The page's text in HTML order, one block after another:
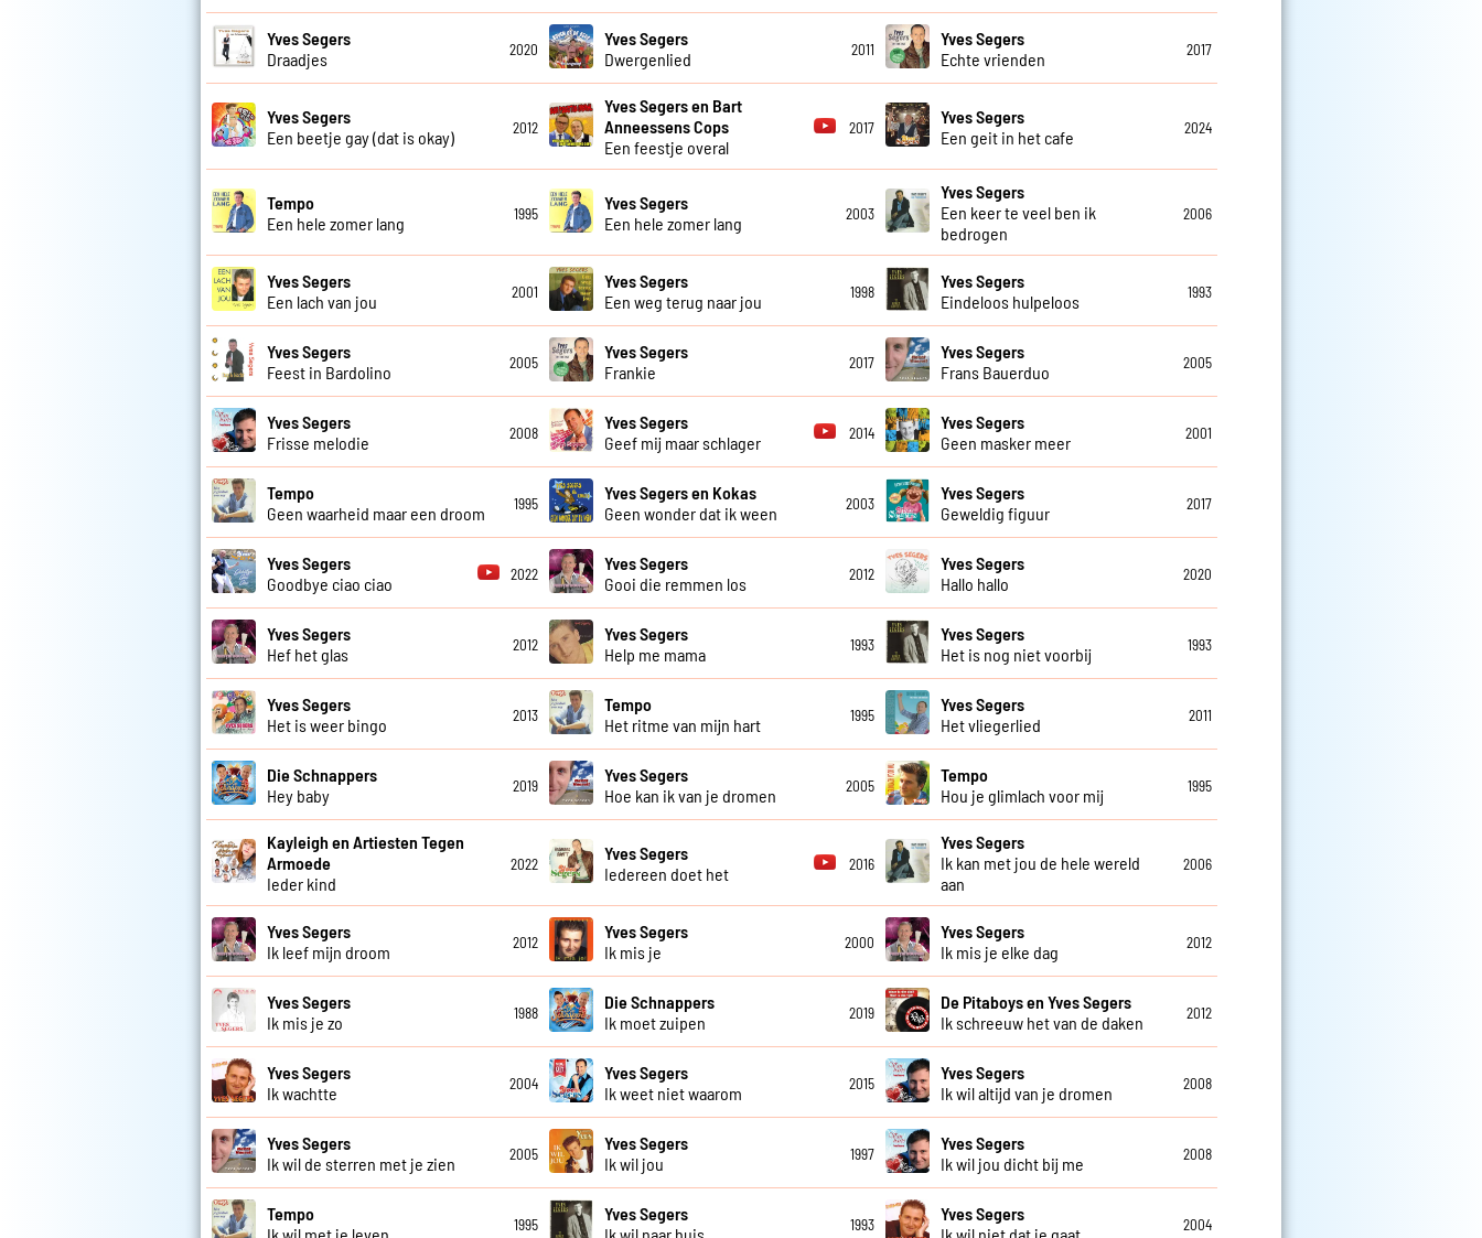
Yves Segers
Draadjes
2020
Yves Segers
Dwergenlied
2011
Yves Segers
Echte vrienden
2017
Yves Segers
Een beetje gay (dat is okay)
2012
Yves Segers en Bart
Anneessens Cops
Een feestje overal
2017
Yves Segers
Een geit in het cafe
2024
Tempo
Een hele zomer lang
1995
Yves Segers
Een hele zomer lang
2003
Yves Segers
Een keer te veel ben ik
bedrogen
2006
Yves Segers
Een lach van jou
2001
Yves Segers
Een weg terug naar jou
1998
Yves Segers
Eindeloos hulpeloos
1993
Yves Segers
Feest in Bardolino
2005
Yves Segers
Frankie
2017
Yves Segers
Frans Bauerduo
2005
Yves Segers
Frisse melodie
2008
Yves Segers
Geef mij maar schlager
2014
Yves Segers
Geen masker meer
2001
Tempo
Geen waarheid maar een droom
1995
Yves Segers en Kokas
Geen wonder dat ik ween
2003
Yves Segers
Geweldig figuur
2017
Yves Segers
Goodbye ciao ciao
2022
Yves Segers
Gooi die remmen los
2012
Yves Segers
Hallo hallo
2020
Yves Segers
Hef het glas
2012
Yves Segers
Help me mama
1993
Yves Segers
Het is nog niet voorbij
1993
Yves Segers
Het is weer bingo
2013
Tempo
Het ritme van mijn hart
1995
Yves Segers
Het vliegerlied
2011
Die Schnappers
Hey baby
2019
Yves Segers
Hoe kan ik van je dromen
2005
Tempo
Hou je glimlach voor mij
1995
Kayleigh en Artiesten Tegen
Armoede
Ieder kind
2022
Yves Segers
Iedereen doet het
2016
Yves Segers
Ik kan met jou de hele wereld
aan
2006
Yves Segers
Ik leef mijn droom
2012
Yves Segers
Ik mis je
2000
Yves Segers
Ik mis je elke dag
2012
Yves Segers
Ik mis je zo
1988
Die Schnappers
Ik moet zuipen
2019
De Pitaboys en Yves Segers
Ik schreeuw het van de daken
2012
Yves Segers
Ik wachtte
2004
Yves Segers
Ik weet niet waarom
2015
Yves Segers
Ik wil altijd van je dromen
2008
Yves Segers
Ik wil de sterren met je zien
2005
Yves Segers
Ik wil jou
1997
Yves Segers
Ik wil jou dicht bij me
2008
Tempo
1995
Yves Segers
1993
Yves Segers
2004